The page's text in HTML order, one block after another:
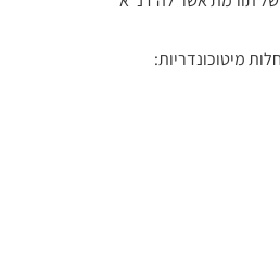
מיטוכונדריות: